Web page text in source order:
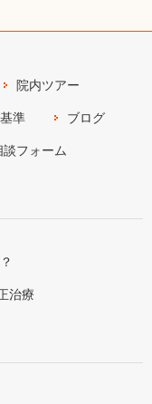
院内ツアー
準 ブログ
談フォーム
治療